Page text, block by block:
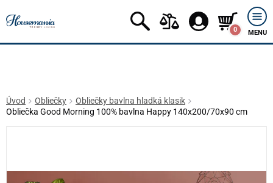
0 MENU
Úvod Obliečky
Obliečky bavlna hladká klasik
Obliečka Good Morning 100% bavlna Happy 140x200/70x90 cm